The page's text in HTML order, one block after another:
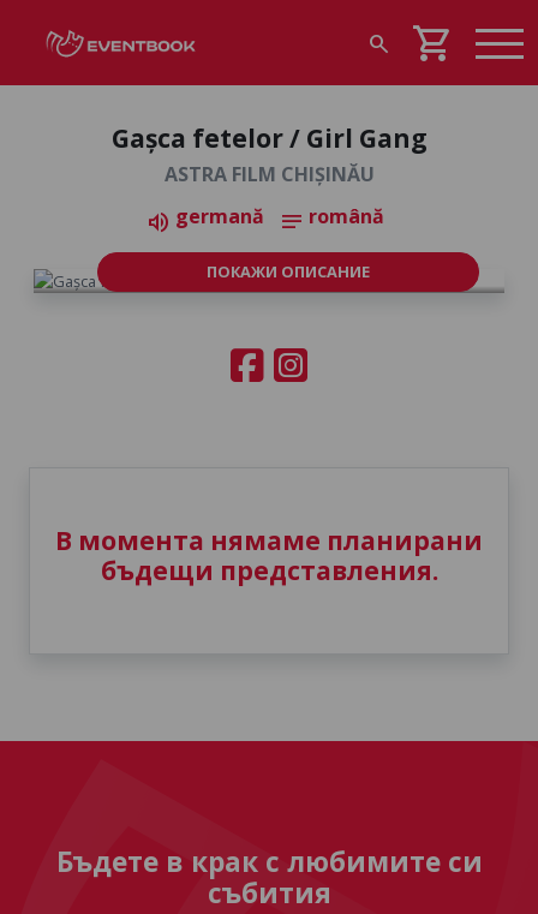
search shopping_cart
Gașca fetelor / Girl Gang
ASTRA FILM CHIȘINĂU
volume_up germană notes română
ПОКАЖИ ОПИСАНИЕ
В момента нямаме планирани
бъдещи представления.
Бъдете в крак с любимите си
събития